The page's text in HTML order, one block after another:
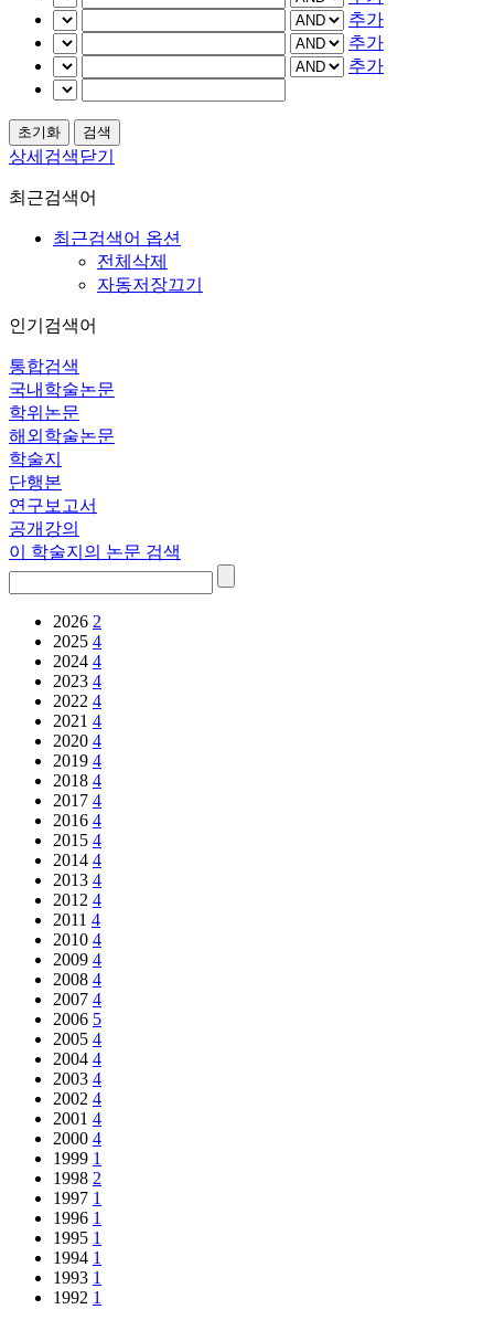
추가
추가
추가
상세검색닫기
최근검색어
최근검색어 옵션
전체삭제
자동저장끄기
인기검색어
통합검색
국내학술논문
학위논문
해외학술논문
학술지
단행본
연구보고서
공개강의
이 학술지의 논문 검색
2026 2
2025 4
2024 4
2023 4
2022 4
2021 4
2020 4
2019 4
2018 4
2017 4
2016 4
2015 4
2014 4
2013 4
2012 4
2011 4
2010 4
2009 4
2008 4
2007 4
2006 5
2005 4
2004 4
2003 4
2002 4
2001 4
2000 4
1999 1
1998 2
1997 1
1996 1
1995 1
1994 1
1993 1
1992 1